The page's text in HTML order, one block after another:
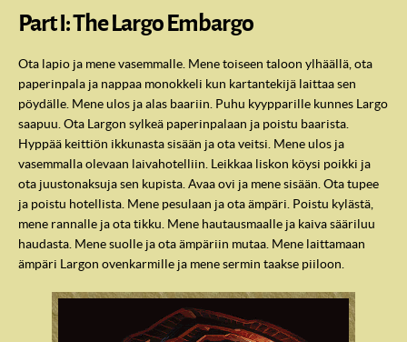
Part I: The Largo Embargo
Ota lapio ja mene vasemmalle. Mene toiseen taloon ylhäällä, ota
paperinpala ja nappaa monokkeli kun kartantekijä laittaa sen
pöydälle. Mene ulos ja alas baariin. Puhu kyypparille kunnes Largo
saapuu. Ota Largon sylkeä paperinpalaan ja poistu baarista.
Hyppää keittiön ikkunasta sisään ja ota veitsi. Mene ulos ja
vasemmalla olevaan laivahotelliin. Leikkaa liskon köysi poikki ja
ota juustonaksuja sen kupista. Avaa ovi ja mene sisään. Ota tupee
ja poistu hotellista. Mene pesulaan ja ota ämpäri. Poistu kylästä,
mene rannalle ja ota tikku. Mene hautausmaalle ja kaiva sääriluu
haudasta. Mene suolle ja ota ämpäriin mutaa. Mene laittamaan
ämpäri Largon ovenkarmille ja mene sermin taakse piiloon.